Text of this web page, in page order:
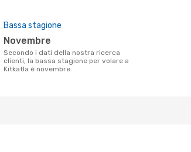
Bassa stagione
novembre
Secondo i dati della nostra ricerca
clienti, la bassa stagione per volare a
Kitkatla è novembre.